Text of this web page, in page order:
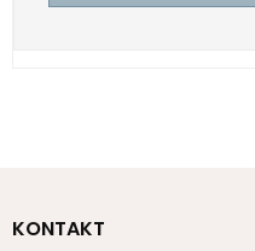
KONTAKT